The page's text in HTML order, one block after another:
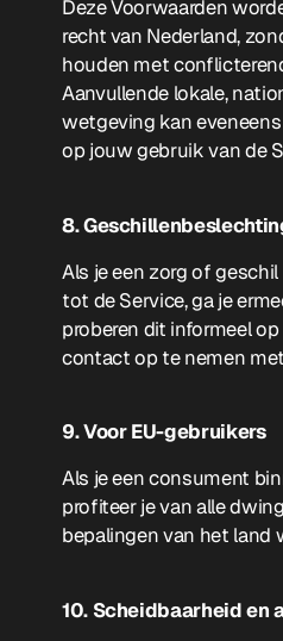
Deze Voorwaarden
recht van Nederland,
houden met
Aanvullende lokale,
wetgeving kan
op jouw gebruik van de
8.
Als je een zorg of
tot de Service, ga je
proberen dit informeel
contact op te nemen
9. Voor EU-gebruikers
Als je een consument
profiteer je van alle
bepalingen van het land
10. Scheidbaarheid en